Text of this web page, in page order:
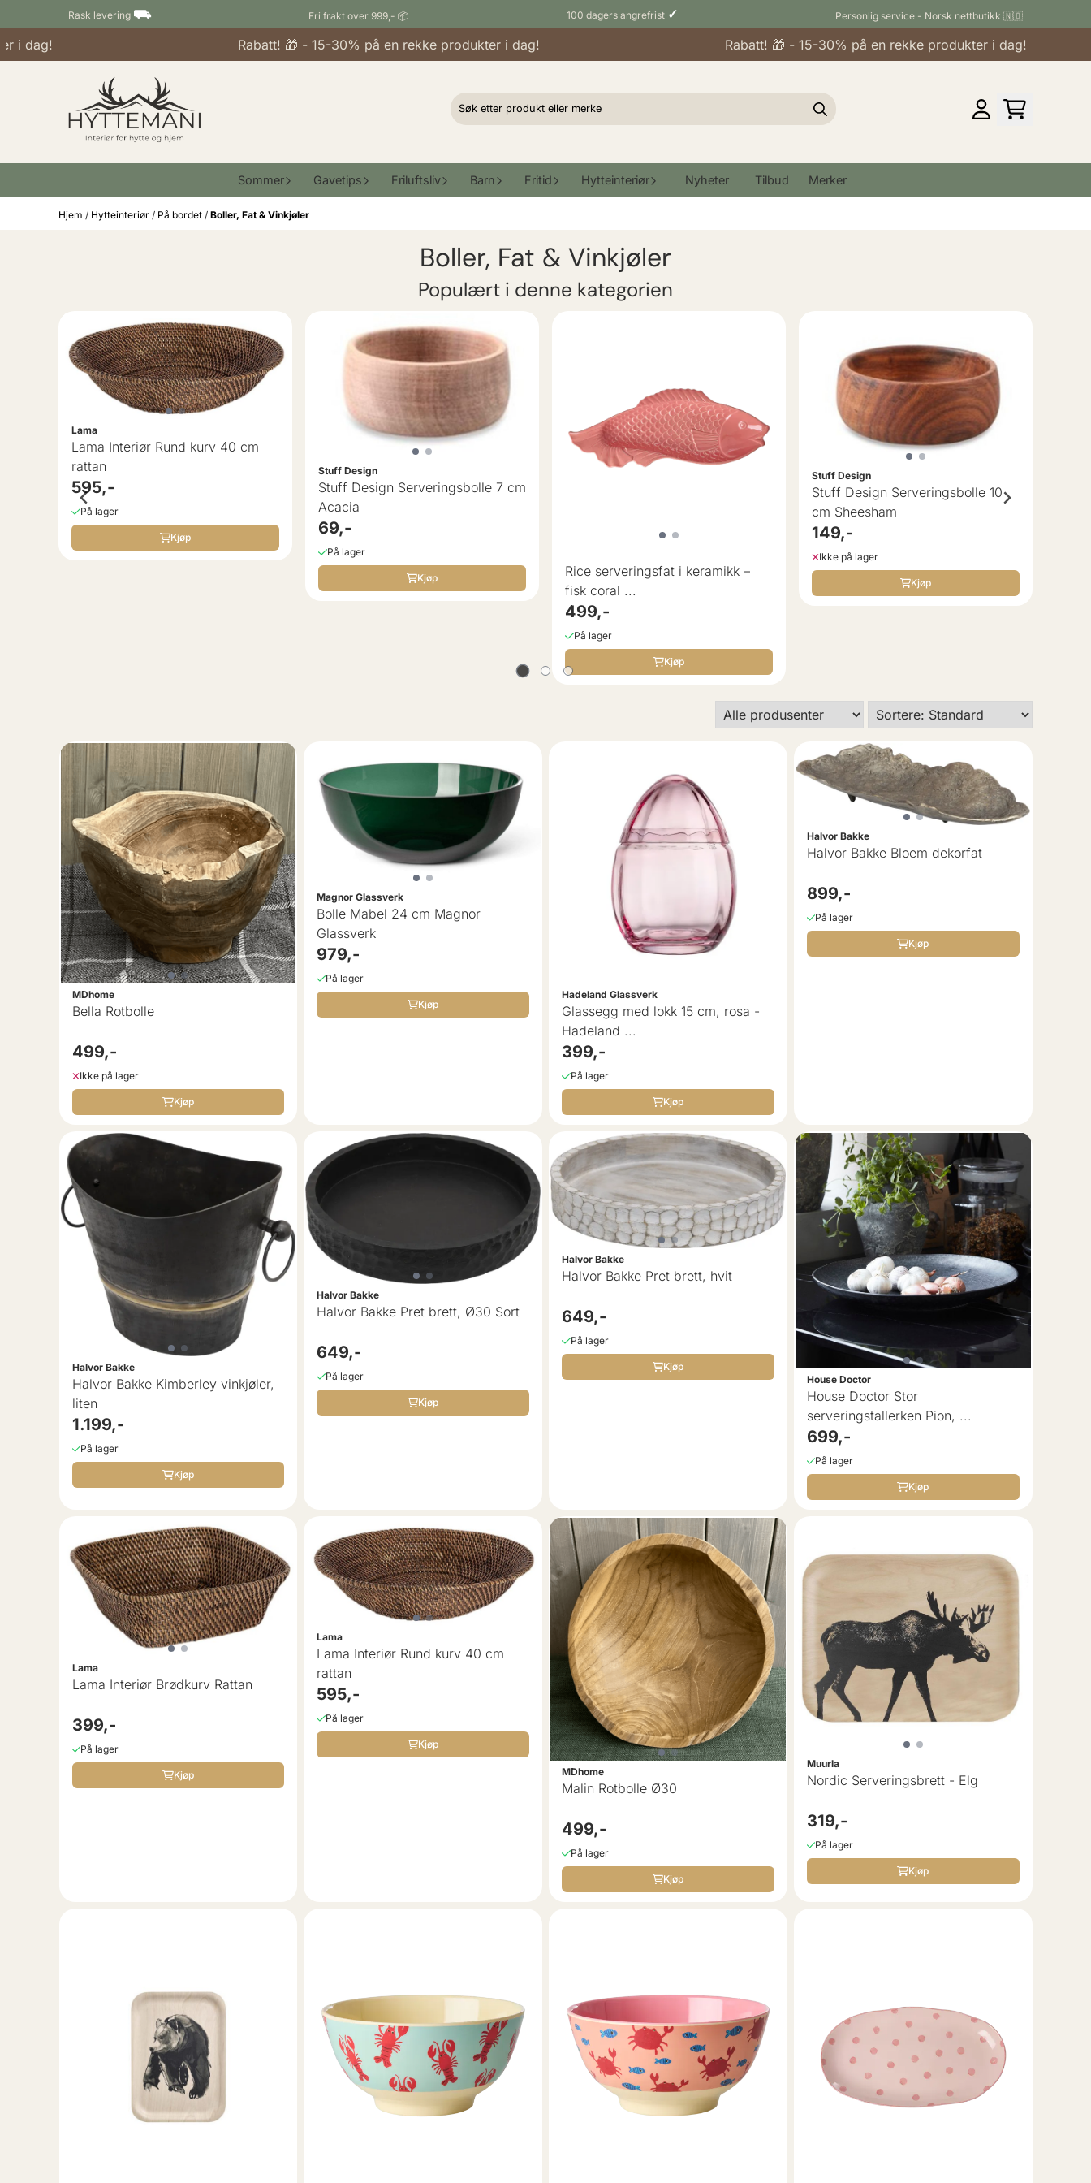
Hopp til innholdRask levering ⛟ Fri frakt over 999,- 📦 100 dagers angrefrist ✓ Personlig service - Norsk nettbutikk 🇳🇴
Rabatt! 🎁 - 15-30% på en rekke produkter i dag! Rabatt! 🎁 - 15-30% på en rekke produkter i dag!
Sommer Gavetips Friluftsliv Barn Fritid Hytteinteriør Nyheter Tilbud Merker
Hjem / Hytteinteriør / På bordet / Boller, Fat & Vinkjøler
Boller, Fat & Vinkjøler
Populært i denne kategorien
Lama
Lama Interiør Rund kurv 40 cm
rattan
595,-
På lager
Kjøp
Stuff Design
Stuff Design Serveringsbolle 7 cm
Acacia
69,-
På lager
Kjøp
Rice serveringsfat i keramikk –
fisk coral ...
499,-
På lager
Kjøp
Stuff Design
Stuff Design Serveringsbolle 10
cm Sheesham
149,-
Ikke på lager
Kjøp
MDhome
Bella Rotbolle
499,-
Ikke på lager
Kjøp
Magnor Glassverk
Bolle Mabel 24 cm Magnor
Glassverk
979,-
På lager
Kjøp
Hadeland Glassverk
Glassegg med lokk 15 cm, rosa -
Hadeland ...
399,-
På lager
Kjøp
Halvor Bakke
Halvor Bakke Bloem dekorfat
899,-
På lager
Kjøp
Halvor Bakke
Halvor Bakke Kimberley vinkjøler,
liten
1.199,-
På lager
Kjøp
Halvor Bakke
Halvor Bakke Pret brett, Ø30 Sort
649,-
På lager
Kjøp
Halvor Bakke
Halvor Bakke Pret brett, hvit
649,-
På lager
Kjøp
House Doctor
House Doctor Stor
serveringstallerken Pion, ...
699,-
På lager
Kjøp
Lama
Lama Interiør Brødkurv Rattan
399,-
På lager
Kjøp
Lama
Lama Interiør Rund kurv 40 cm
rattan
595,-
På lager
Kjøp
MDhome
Malin Rotbolle Ø30
499,-
På lager
Kjøp
Muurla
Nordic Serveringsbrett - Elg
319,-
På lager
Kjøp